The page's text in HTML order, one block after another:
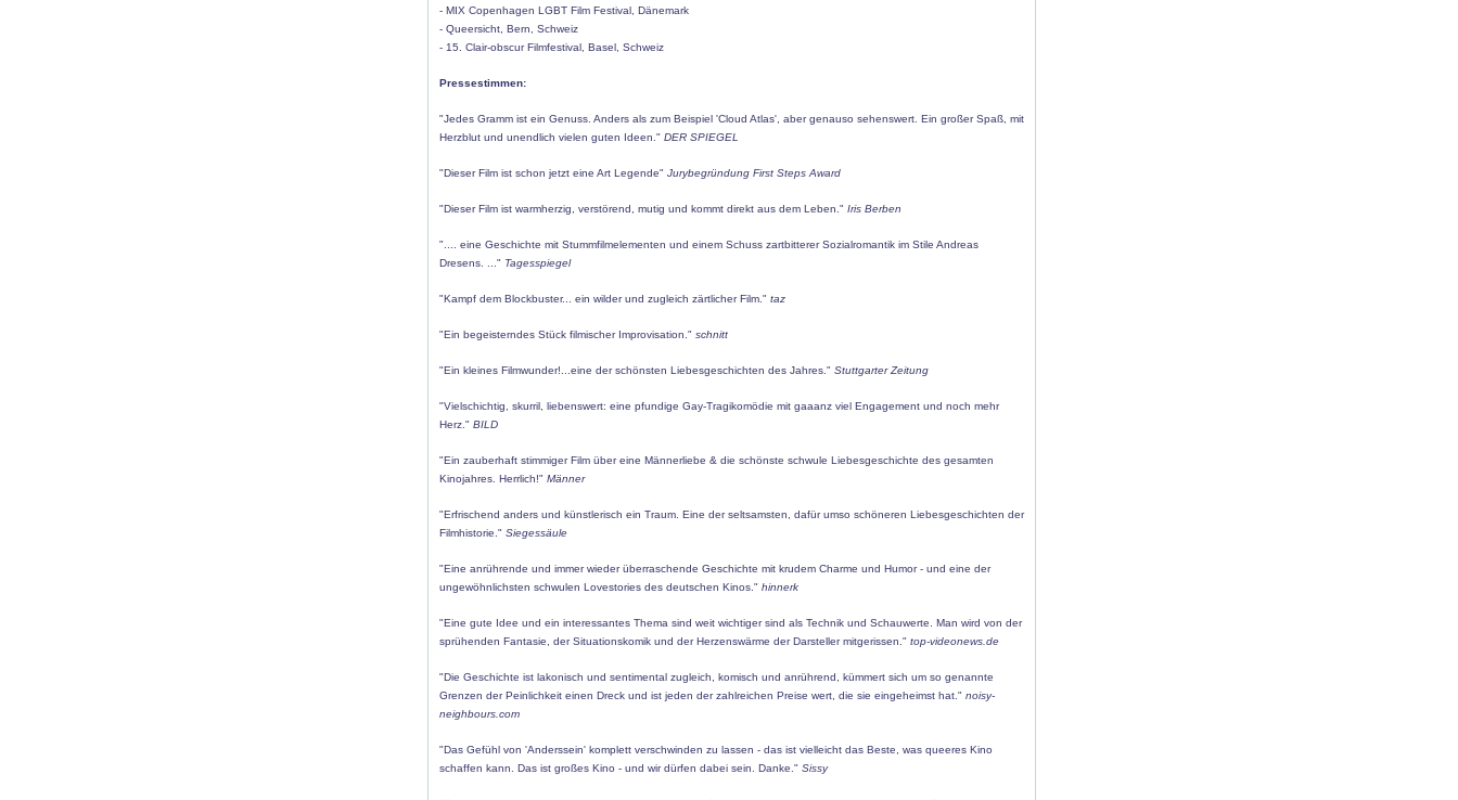
- MIX Copenhagen LGBT Film Festival, Dänemark
- Queersicht, Bern, Schweiz
- 15. Clair-obscur Filmfestival, Basel, Schweiz
Pressestimmen:
"Jedes Gramm ist ein Genuss. Anders als zum Beispiel 'Cloud Atlas', aber genauso sehenswert. Ein großer Spaß, mit
Herzblut und unendlich vielen guten Ideen." DER SPIEGEL
"Dieser Film ist schon jetzt eine Art Legende" Jurybegründung First Steps Award
"Dieser Film ist warmherzig, verstörend, mutig und kommt direkt aus dem Leben." Iris Berben
".... eine Geschichte mit Stummfilmelementen und einem Schuss zartbitterer Sozialromantik im Stile Andreas
Dresens. ..." Tagesspiegel
"Kampf dem Blockbuster... ein wilder und zugleich zärtlicher Film." taz
"Ein begeisterndes Stück filmischer Improvisation." schnitt
"Ein kleines Filmwunder!...eine der schönsten Liebesgeschichten des Jahres." Stuttgarter Zeitung
"Vielschichtig, skurril, liebenswert: eine pfundige Gay-Tragikomödie mit gaaanz viel Engagement und noch mehr
Herz." BILD
"Ein zauberhaft stimmiger Film über eine Männerliebe & die schönste schwule Liebesgeschichte des gesamten
Kinojahres. Herrlich!" Männer
"Erfrischend anders und künstlerisch ein Traum. Eine der seltsamsten, dafür umso schöneren Liebesgeschichten der
Filmhistorie." Siegessäule
"Eine anrührende und immer wieder überraschende Geschichte mit krudem Charme und Humor - und eine der
ungewöhnlichsten schwulen Lovestories des deutschen Kinos." hinnerk
"Eine gute Idee und ein interessantes Thema sind weit wichtiger sind als Technik und Schauwerte. Man wird von der
sprühenden Fantasie, der Situationskomik und der Herzenswärme der Darsteller mitgerissen." top-videonews.de
"Die Geschichte ist lakonisch und sentimental zugleich, komisch und anrührend, kümmert sich um so genannte
Grenzen der Peinlichkeit einen Dreck und ist jeden der zahlreichen Preise wert, die sie eingeheimst hat." noisy-
neighbours.com
"Das Gefühl von 'Anderssein' komplett verschwinden zu lassen - das ist vielleicht das Beste, was queeres Kino
schaffen kann. Das ist großes Kino - und wir dürfen dabei sein. Danke." Sissy